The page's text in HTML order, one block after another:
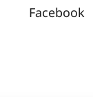
Facebook